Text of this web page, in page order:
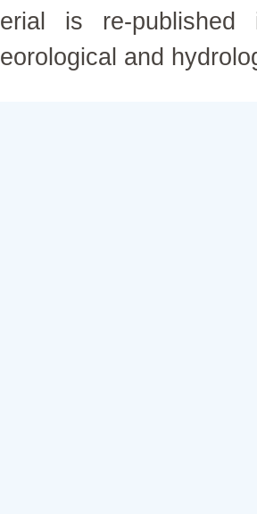
is re-
and